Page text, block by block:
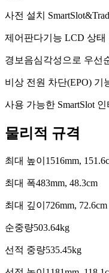
사전 설치
제어판다기능 LCD 상태
경보음심각성으로 우선
비상 전원 차단(EPO) 기
사용 가능한 SmartSlot
물리적 규격
최대 높이 1516mm,
최대 폭483mm, 48.3cm
최대 깊이 726mm, 72.6cm
순중량503.64kg
선적 중량535.45kg